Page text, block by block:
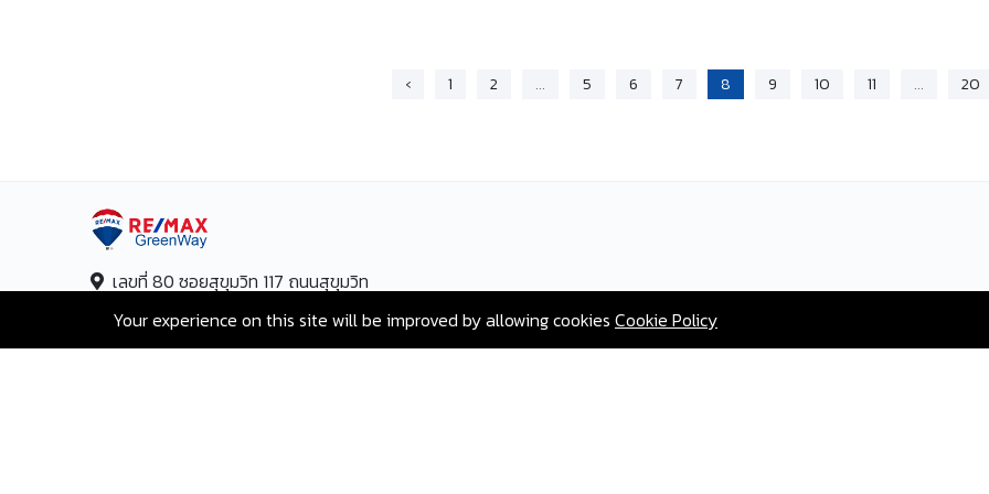
‹ 1 2 ... 5 6 7 8 9 10 11 ... 20
เลขที่ 80 ซอยสุขุมวิท 117 ถนนสุขุมวิท
สมุทรปราการ 10270
Your experience on this site will be improved by allowing cookies Cookie Policy